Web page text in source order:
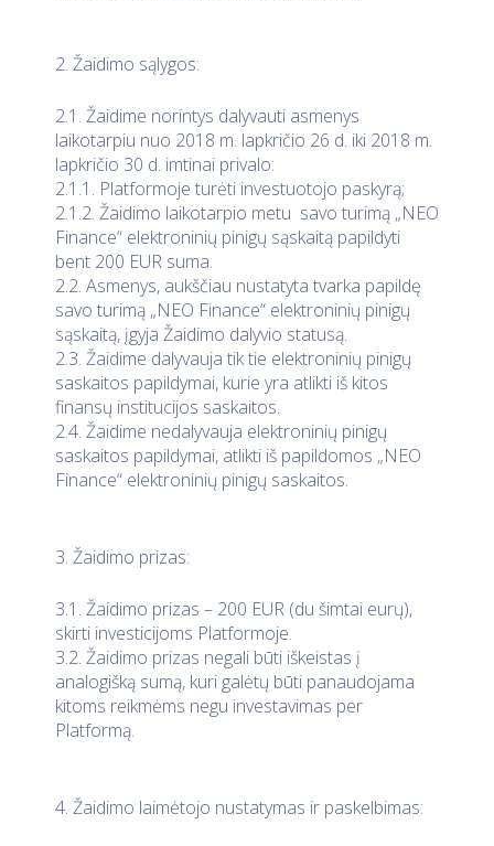
2. Žaidimo sąlygos:
2.1. Žaidime norintys dalyvauti asmenys
laikotarpiu nuo 2018 m. lapkričio 26 d. iki 2018 m.
lapkričio 30 d. imtinai privalo:
2.1.1. Platformoje turėti investuotojo paskyrą;
2.1.2. Žaidimo laikotarpio metu savo turimą „NEO
Finance“ elektroninių pinigų sąskaitą papildyti
bent 200 EUR suma.
2.2. Asmenys, aukščiau nustatyta tvarka papildę
savo turimą „NEO Finance“ elektroninių pinigų
sąskaitą, įgyja Žaidimo dalyvio statusą.
2.3. Žaidime dalyvauja tik tie elektroninių pinigų
saskaitos papildymai, kurie yra atlikti iš kitos
finansų institucijos saskaitos.
2.4. Žaidime nedalyvauja elektroninių pinigų
saskaitos papildymai, atlikti iš papildomos „NEO
Finance“ elektroninių pinigų saskaitos.
3. Žaidimo prizas:
3.1. Žaidimo prizas – 200 EUR (du šimtai eurų),
skirti investicijoms Platformoje.
3.2. Žaidimo prizas negali būti iškeistas į
analogišką sumą, kuri galėtų būti panaudojama
kitoms reikmėms negu investavimas per
Platformą.
4. Žaidimo laimėtojo nustatymas ir paskelbimas: